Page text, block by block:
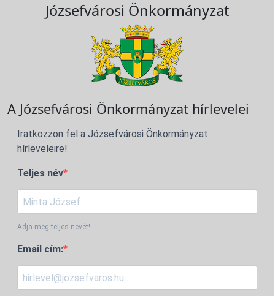
Józsefvárosi Önkormányzat
A Józsefvárosi Önkormányzat hírlevelei
Iratkozzon fel a Józsefvárosi Önkormányzat
hírleveleire!
Teljes név
Adja meg teljes nevét!
Email cím: